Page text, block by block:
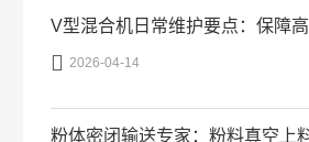
V型混合机日常维护要点：保障
 2026-04-14